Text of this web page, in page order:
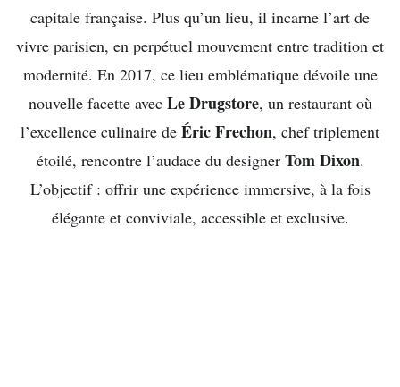
capitale française. Plus qu’un lieu, il incarne l’art de
vivre parisien, en perpétuel mouvement entre tradition et
modernité. En 2017, ce lieu emblématique dévoile une
nouvelle facette avec Le Drugstore, un restaurant où
l’excellence culinaire de Éric Frechon, chef triplement
étoilé, rencontre l’audace du designer Tom Dixon.
L’objectif : offrir une expérience immersive, à la fois
élégante et conviviale, accessible et exclusive.